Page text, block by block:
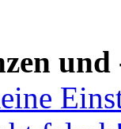
und